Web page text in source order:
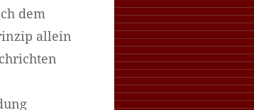
dem
allein